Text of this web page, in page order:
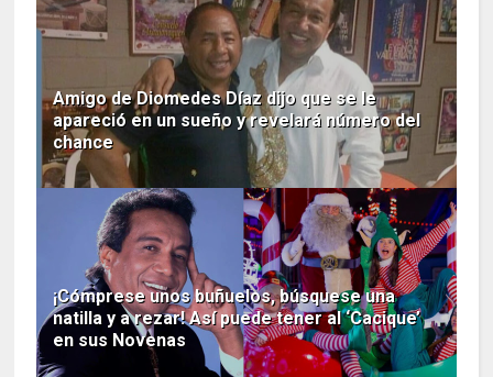
Amigo de Diomedes Díaz dijo que se le
apareció en un sueño y revelará número del
chance
¡Cómprese unos buñuelos, búsquese una
natilla y a rezar! Así puede tener al ‘Cacique’
en sus Novenas